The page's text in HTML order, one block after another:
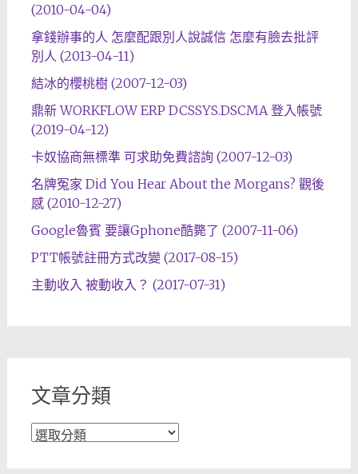
(2010-04-04)
拿錢辦事的人 怎麼配跟別人說誠信 怎麼有臉去批評
別人 (2013-04-11)
結冰的櫻桃樹 (2007-12-03)
鼎新 WORKFLOW ERP DCSSYS.DSCMA 登入帳號
(2019-04-12)
卡奴協商無標準 可求助免費諮詢 (2007-12-03)
名牌冤家 Did You Hear About the Morgans? 觀後
感 (2010-12-27)
Google魯賓 要讓Gphone酷斃了 (2007-11-06)
PTT帳號註冊方式改變 (2017-08-15)
主動收入 被動收入？ (2017-07-31)
文章分類
文